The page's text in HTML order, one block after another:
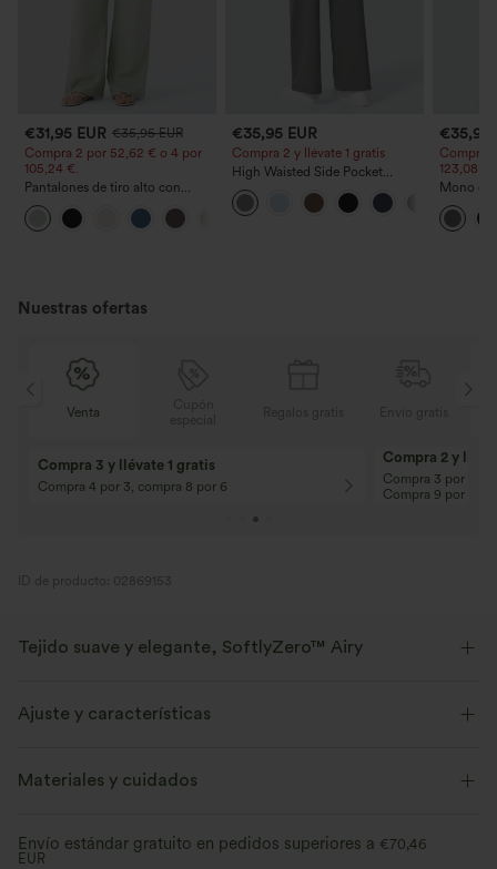
€31,95 EUR €35,95 EUR
Compra 2 por 52,62 € o 4 por
105,24 €.
Pantalones de tiro alto con
cordón y bolsillos, pernera
ancha, holgados y de estilo
casual con tacto de lino.
€35,95 EUR
Compra 2 y llévate 1 gratis
High Waisted Side Pocket
Straight Leg Work Pants
€35,95
Compra
123,08 €.
Mono
ancha,
- Easy
Nuestras ofertas
Venta
Compra 3 y llévate 1 gratis
Compra 4 por 3, compra 8 por 6
Compra 2 y
Compra 3 por 2,
Compra 9 por 6
ID de producto: 02869153
Tejido suave y elegante, SoftlyZero™ Airy
fresco al tacto.
Ajuste y características
Corte entallado
Elástico en 4 direcciones
Materiales y cuidados
Envío estándar gratuito en pedidos superiores a €70,46
EUR